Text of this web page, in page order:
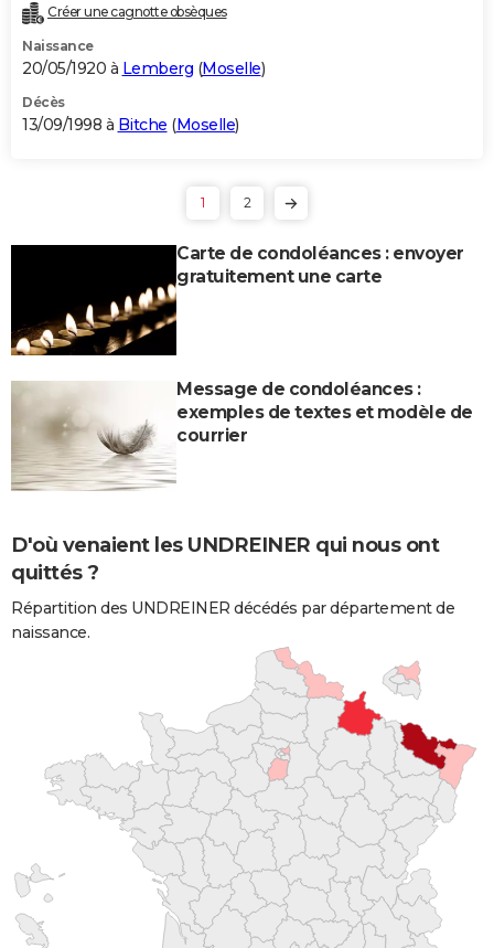
Créer une cagnotte obsèques
Naissance
20/05/1920 à Lemberg (Moselle)
Décès
13/09/1998 à Bitche (Moselle)
1 2
Carte de condoléances : envoyer
gratuitement une carte
Message de condoléances :
exemples de textes et modèle de
courrier
D'où venaient les UNDREINER qui nous ont
quittés ?
Répartition des UNDREINER décédés par département de
naissance.